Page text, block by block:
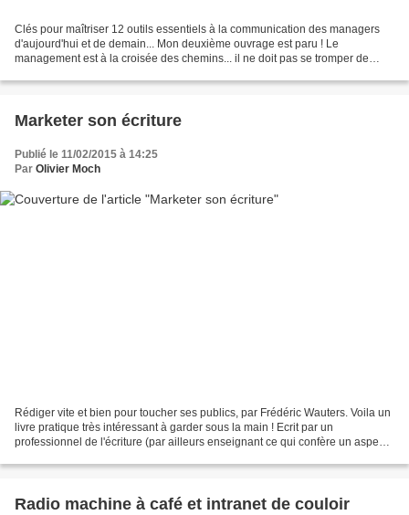
Clés pour maîtriser 12 outils essentiels à la communication des managers
d'aujourd'hui et de demain... Mon deuxième ouvrage est paru ! Le
management est à la croisée des chemins... il ne doit pas se tromper de
Marketer son écriture
Publié le 11/02/2015 à 14:25
Par Olivier Moch
Rédiger vite et bien pour toucher ses publics, par Frédéric Wauters. Voila un
livre pratique très intéressant à garder sous la main ! Ecrit par un
professionnel de l'écriture (par ailleurs enseignant ce qui confère un aspect
Radio machine à café et intranet de couloir